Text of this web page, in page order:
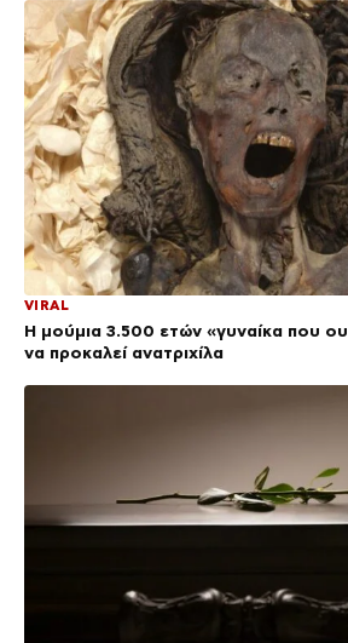
VIRAL
Η μούμια 3.500 ετών «γυναίκα που
να προκαλεί ανατριχίλα